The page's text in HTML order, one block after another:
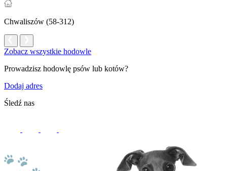
Chwaliszów (58-312)
Zobacz wszystkie hodowle
Prowadzisz hodowlę psów lub kotów?
Dodaj adres
Śledź nas